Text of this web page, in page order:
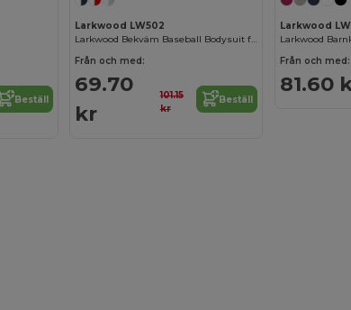
Beställ
Larkwood LW502
Larkwood Bekväm Baseball Bodysuit för Barn
Från och med:
69.70
kr
101.15
kr
Beställ
Larkwood
Från och med:
81.60